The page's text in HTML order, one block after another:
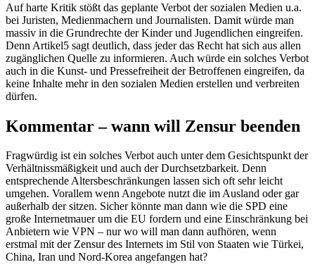
Auf harte Kritik stößt das geplante Verbot der sozialen Medien u.a.
bei Juristen, Medienmachern und Journalisten. Damit würde man
massiv in die Grundrechte der Kinder und Jugendlichen eingreifen.
Denn Artikel5 sagt deutlich, dass jeder das Recht hat sich aus allen
zugänglichen Quelle zu informieren. Auch würde ein solches Verbot
auch in die Kunst- und Pressefreiheit der Betroffenen eingreifen, da
keine Inhalte mehr in den sozialen Medien erstellen und verbreiten
dürfen.
Kommentar – wann will Zensur beenden
Fragwürdig ist ein solches Verbot auch unter dem Gesichtspunkt der
Verhältnissmäßigkeit und auch der Durchsetzbarkeit. Denn
entsprechende Altersbeschränkungen lassen sich oft sehr leicht
umgehen. Vorallem wenn Angebote nutzt die im Ausland oder gar
außerhalb der sitzen. Sicher könnte man dann wie die SPD eine
große Internetmauer um die EU fordern und eine Einschränkung bei
Anbietern wie VPN – nur wo will man dann aufhören, wenn
erstmal mit der Zensur des Internets im Stil von Staaten wie Türkei,
China, Iran und Nord-Korea angefangen hat?